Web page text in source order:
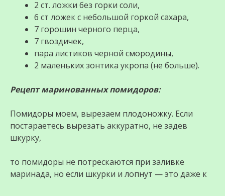
2 ст. ложки без горки соли,
6 ст ложек с небольшой горкой сахара,
7 горошин черного перца,
7 гвоздичек,
пара листиков черной смородины,
2 маленьких зонтика укропа (не больше).
Рецепт маринованных помидоров:
Помидоры моем, вырезаем плодоножку. Если
постараетесь вырезать аккуратно, не задев
шкурку,
то помидоры не потрескаются при заливке
маринада, но если шкурки и лопнут — это даже к